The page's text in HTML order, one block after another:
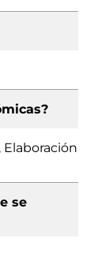
se